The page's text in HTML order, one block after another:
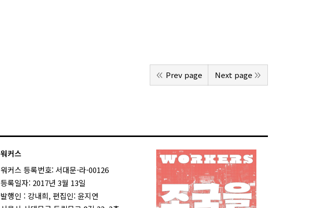
Prev page Next page
워커스
워커스 등록번호: 서대문-라-00126
등록일자: 2017년 3월 13일
발행인 : 강내희, 편집인: 윤지연